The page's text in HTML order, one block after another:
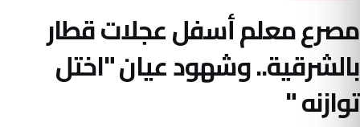
مصرع معلم أسفل عجلات قطار
بالشرقية.. وشهود عيان "اختل
توازنه "